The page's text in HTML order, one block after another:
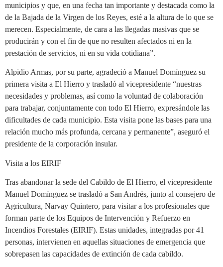
municipios y que, en una fecha tan importante y destacada como la
de la Bajada de la Virgen de los Reyes, esté a la altura de lo que se
merecen. Especialmente, de cara a las llegadas masivas que se
producirán y con el fin de que no resulten afectados ni en la
prestación de servicios, ni en su vida cotidiana”.
Alpidio Armas, por su parte, agradeció a Manuel Domínguez su
primera visita a El Hierro y trasladó al vicepresidente “nuestras
necesidades y problemas, así como la voluntad de colaboración
para trabajar, conjuntamente con todo El Hierro, expresándole las
dificultades de cada municipio. Esta visita pone las bases para una
relación mucho más profunda, cercana y permanente”, aseguró el
presidente de la corporación insular.
Visita a los EIRIF
Tras abandonar la sede del Cabildo de El Hierro, el vicepresidente
Manuel Domínguez se trasladó a San Andrés, junto al consejero de
Agricultura, Narvay Quintero, para visitar a los profesionales que
forman parte de los Equipos de Intervención y Refuerzo en
Incendios Forestales (EIRIF). Estas unidades, integradas por 41
personas, intervienen en aquellas situaciones de emergencia que
sobrepasen las capacidades de extinción de cada cabildo.